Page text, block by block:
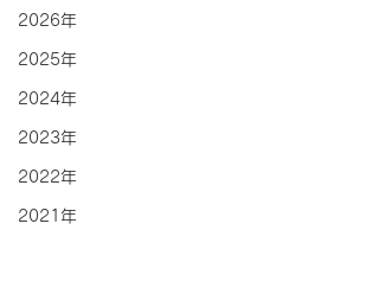
2026年
2025年
2024年
2023年
2022年
2021年